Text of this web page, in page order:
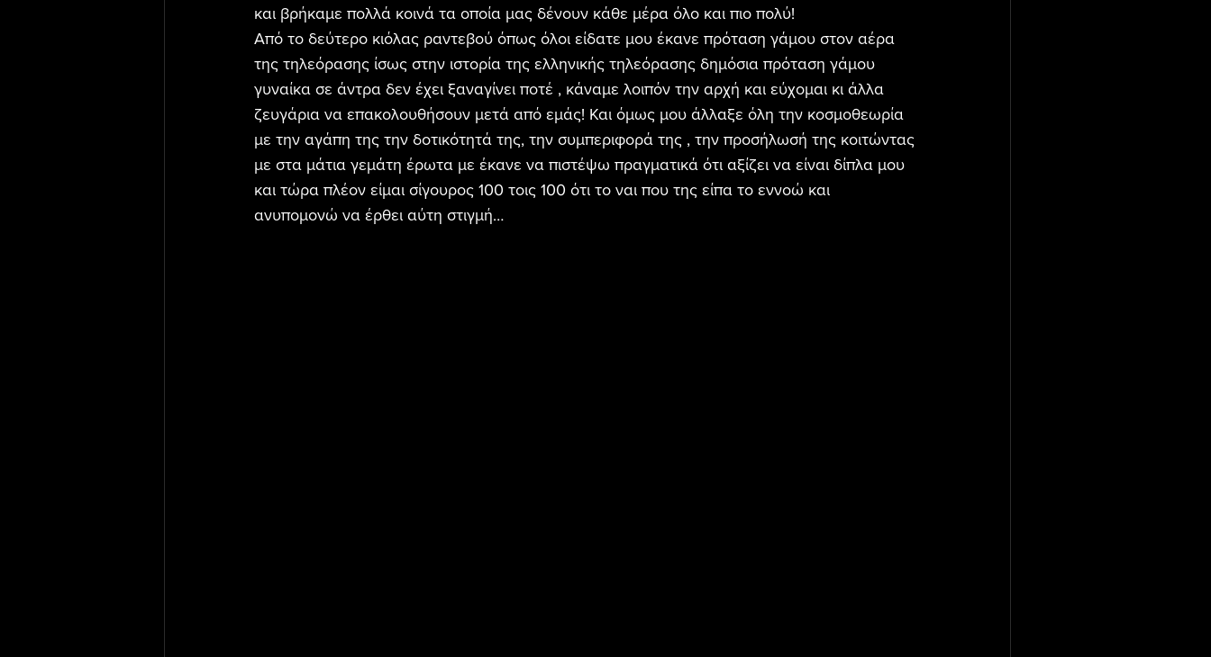
και βρήκαμε πολλά κοινά τα οποία μας δένουν κάθε μέρα όλο και πιο πολύ!
Από το δεύτερο κιόλας ραντεβού όπως όλοι είδατε μου έκανε πρόταση γάμου στον αέρα
της τηλεόρασης ίσως στην ιστορία της ελληνικής τηλεόρασης δημόσια πρόταση γάμου
γυναίκα σε άντρα δεν έχει ξαναγίνει ποτέ , κάναμε λοιπόν την αρχή και εύχομαι κι άλλα
ζευγάρια να επακολουθήσουν μετά από εμάς! Και όμως μου άλλαξε όλη την κοσμοθεωρία
με την αγάπη της την δοτικότητά της, την συμπεριφορά της , την προσήλωσή της κοιτώντας
με στα μάτια γεμάτη έρωτα με έκανε να πιστέψω πραγματικά ότι αξίζει να είναι δίπλα μου
και τώρα πλέον είμαι σίγουρος 100 τοις 100 ότι το ναι που της είπα το εννοώ και
ανυπομονώ να έρθει αύτη στιγμή…